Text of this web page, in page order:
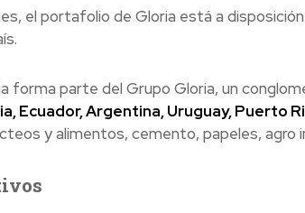
el portafolio de Gloria está a
forma parte del Grupo Gloria, un
Ecuador, Argentina, Uruguay, Puerto
y alimentos, cemento, papeles, agro